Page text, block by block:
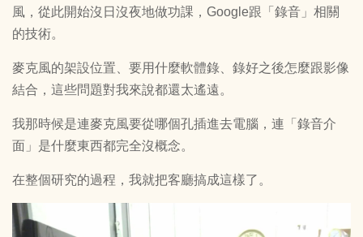
風，從此開始沒日沒夜地做功課，Google跟「錄音」相關
的技術。
麥克風的架設位置、要用什麼軟體錄、錄好之後怎麼跟影像
結合，這些問題對我來說都還太遙遠。
我那時候是連麥克風要從哪個孔插進去電腦，連「錄音介
面」是什麼東西都完全沒概念。
在整個研究的過程，我就把客廳搞成這樣了。